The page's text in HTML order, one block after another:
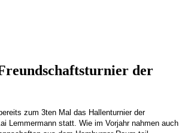
der
zum 3ten Mal das Hallenturnier der
Lemmermann statt. Wie im Vorjahr nahmen auch